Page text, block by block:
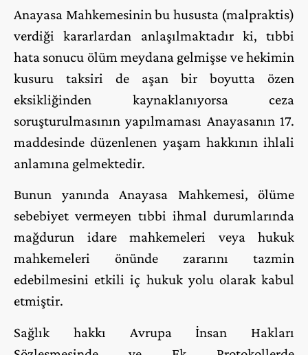
Anayasa Mahkemesinin bu hususta (malpraktis)
verdiği kararlardan anlaşılmaktadır ki, tıbbi
hata sonucu ölüm meydana gelmişse ve hekimin
kusuru taksiri de aşan bir boyutta özen
eksikliğinden kaynaklanıyorsa ceza
soruşturulmasının yapılmaması Anayasanın 17.
maddesinde düzenlenen yaşam hakkının ihlali
anlamına gelmektedir.
Bunun yanında Anayasa Mahkemesi, ölüme
sebebiyet vermeyen tıbbi ihmal durumlarında
mağdurun idare mahkemeleri veya hukuk
mahkemeleri önünde zararını tazmin
edebilmesini etkili iç hukuk yolu olarak kabul
etmiştir.
Sağlık hakkı Avrupa İnsan Hakları